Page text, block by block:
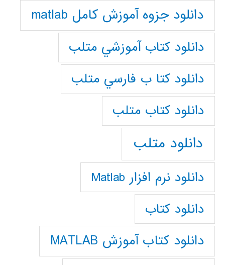
دانلود جزوه آموزش کامل matlab
دانلود كتاب آموزشي متلب
دانلود كتا ب فارسي متلب
دانلود كتاب متلب
دانلود متلب
دانلود نرم افزار Matlab
دانلود کتاب
دانلود کتاب آموزش MATLAB